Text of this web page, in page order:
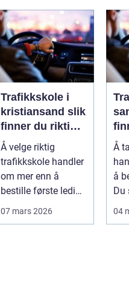
Trafikkskole i
kristiansand slik
finner du riktig
opplæring
Å velge riktig
trafikkskole handler
om mer enn å
bestille første ledige
07 mars 2026
og
Å
å
Du
04